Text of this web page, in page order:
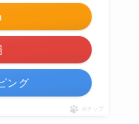
ング
ポチップ